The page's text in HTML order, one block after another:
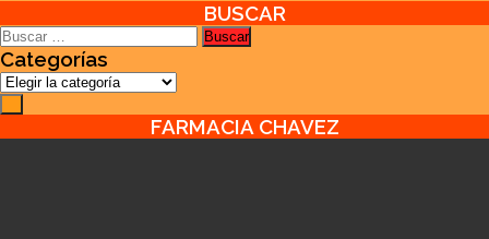
BUSCAR
Buscar:
Categorías
Categorías
FARMACIA CHAVEZ